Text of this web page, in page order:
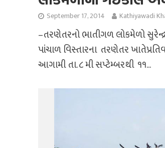
September 17, 2014 Kathiyawadi
–તરણેતરનો ભાતીગળ લોકમેળો
પાંચાળ વિસ્તારના ‍ તરણેતર
આગામી તા. ૮ મી સપ્ટેમ્બરથી ‍ ૧૧...